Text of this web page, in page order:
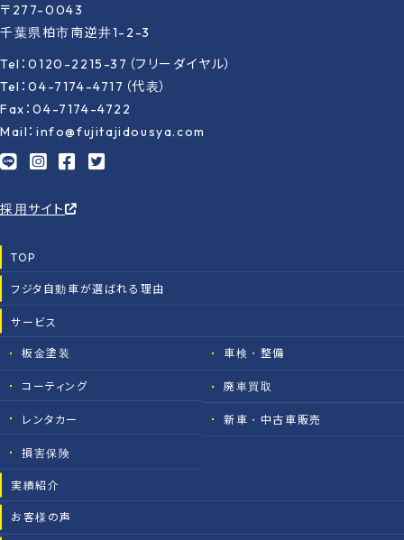
〒277-0043
千葉県柏市南逆井1-2-3
Tel：0120-2215-37（フリーダイヤル）
Tel：04-7174-4717（代表）
Fax：04-7174-4722
Mail：info@fujitajidousya.com
採用サイト
TOP
フジタ自動車が選ばれる理由
サービス
板金塗装 車検・整備
コーティング 廃車買取
レンタカー 新車・中古車販売
損害保険
実績紹介
お客様の声